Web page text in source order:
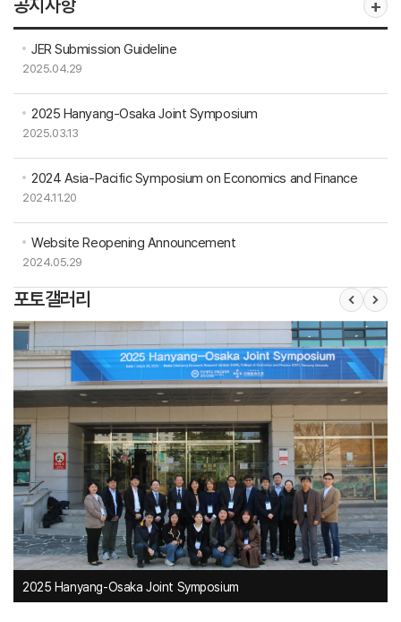
공지사항
JER Submission Guideline
2025.04.29
2025 Hanyang-Osaka Joint Symposium
2025.03.13
2024 Asia-Pacific Symposium on Economics and Finance
2024.11.20
Website Reopening Announcement
2024.05.29
+
포토갤러리
2025 Hanyang-Osaka Joint Symposium